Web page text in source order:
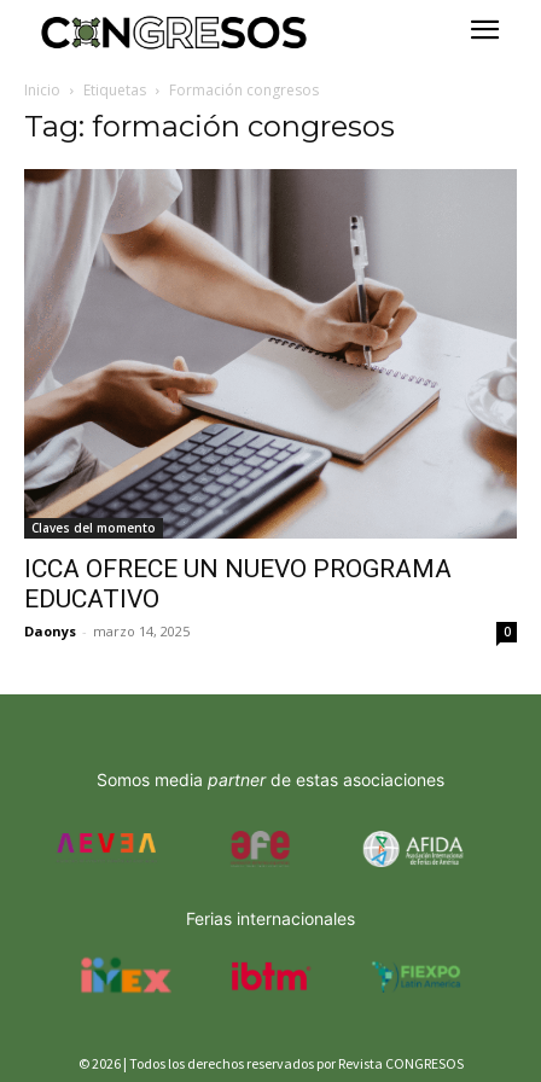
Inicio Etiquetas Formación congresos
Tag: formación congresos
Claves del momento
ICCA OFRECE UN NUEVO PROGRAMA
EDUCATIVO
Daonys - marzo 14, 2025 0
Somos media partnerde estas asociaciones
Ferias internacionales
© 2026 | Todos los derechos reservados por Revista CONGRESOS